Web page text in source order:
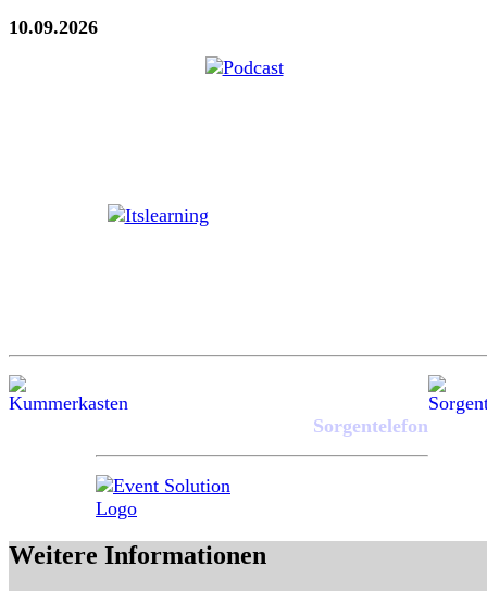
10.09.2026
Sorgentelefon
Weitere Informationen